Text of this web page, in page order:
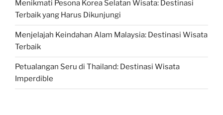
Menikmati Pesona Korea Selatan Wisata: Destinasi
Terbaik yang Harus Dikunjungi
Menjelajah Keindahan Alam Malaysia: Destinasi Wisata
Terbaik
Petualangan Seru di Thailand: Destinasi Wisata
Imperdible